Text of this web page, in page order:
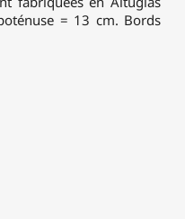
= 13 cm. Bords